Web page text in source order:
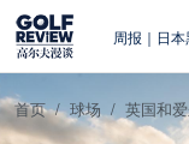
周报｜日
大满贯球
AIG英国女
Menu
首页 球场 英国和